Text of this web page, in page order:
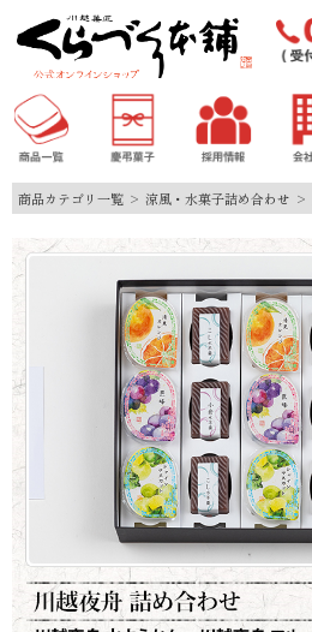
商品カテゴリ一覧 涼風・水菓子詰め合わせ